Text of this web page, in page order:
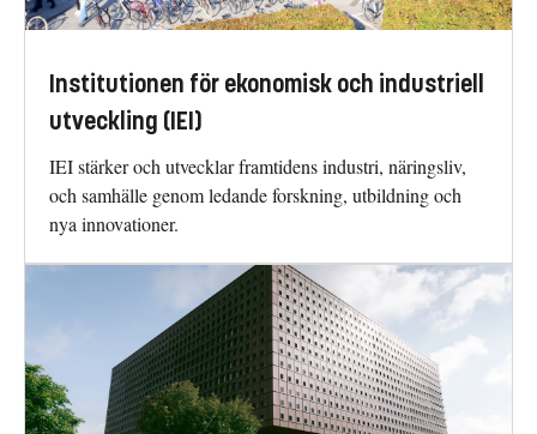
Institutionen för ekonomisk och industriell
utveckling (IEI)
IEI stärker och utvecklar framtidens industri, näringsliv,
och samhälle genom ledande forskning, utbildning och
nya innovationer.